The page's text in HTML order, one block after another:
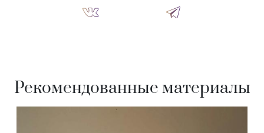
Рекомендованные материалы